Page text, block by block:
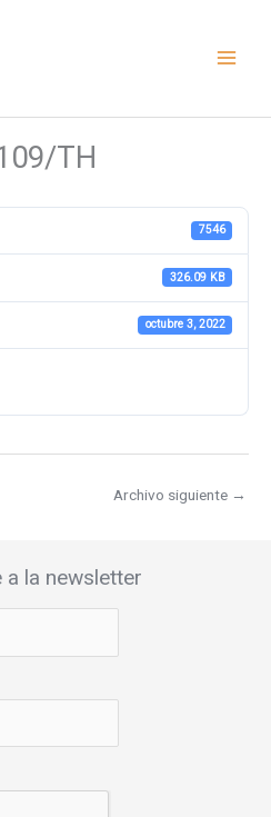
TH
7546
326.09 KB
octubre 3, 2022
Archivo siguiente →
a la newsletter